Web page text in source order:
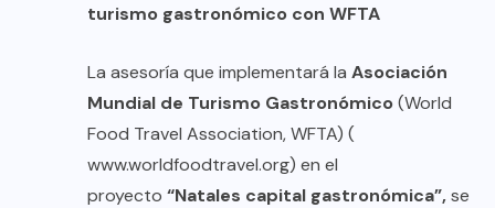
turismo gastronómico con WFTA
La asesoría que implementará la Asociación
Mundial de Turismo Gastronómico(World
Food Travel Association, WFTA) (
www.worldfoodtravel.org) en el
proyecto “Natales capital gastronómica”,se